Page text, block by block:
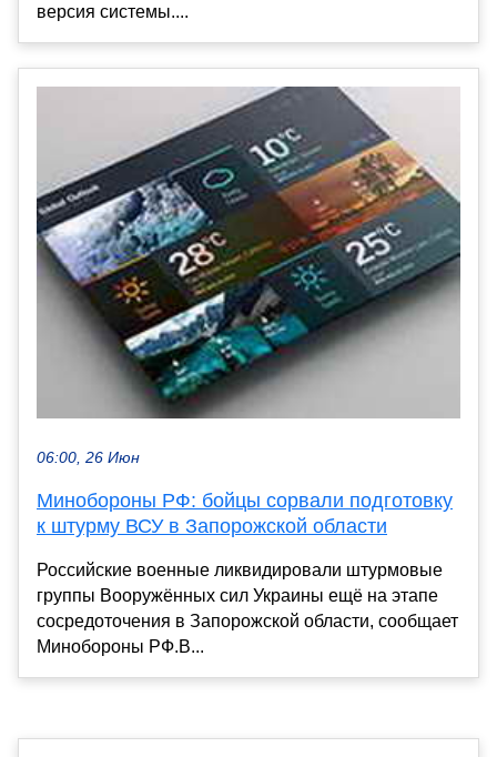
версия системы....
06:00, 26 Июн
Минобороны РФ: бойцы сорвали подготовку
к штурму ВСУ в Запорожской области
Российские военные ликвидировали штурмовые
группы Вооружённых сил Украины ещё на этапе
сосредоточения в Запорожской области, сообщает
Минобороны РФ.В...